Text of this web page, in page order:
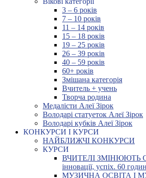
3 – 6 років
7 – 10 років
11 – 14 років
15 – 18 років
19 – 25 років
26 – 39 років
40 – 59 років
60+ років
Змішана категорія
Вчитель + учень
Творча родина
Медалісти Алеї Зірок
Володарі статуеток Алеї Зірок
Володарі кубків Алеї Зірок
КОНКУРСИ І КУРСИ
НАЙБЛИЖЧІ КОНКУРСИ
КУРСИ
ВЧИТЕЛІ ЗМІНЮЮТЬ
інновації, успіх. 60 годин
МУЗИЧНА ОСВІТА І